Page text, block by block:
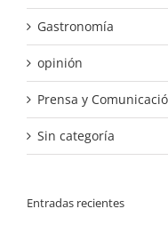
Gastronomía
opinión
Prensa y
Sin categoría
Entradas recientes